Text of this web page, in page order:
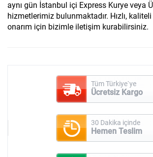
aynı gün İstanbul içi Express Kurye veya
hizmetlerimiz bulunmaktadır. Hızlı,
onarım için bizimle iletişim kurabilirsiniz.
Tüm Türkiye`ye
Ücretsiz Kargo
30 Dakika içinde
Hemen Teslim